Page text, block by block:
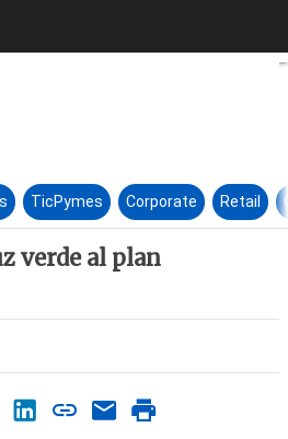
Gobierno da luz verde al
TicPymes Corporate Retail
verde al plan